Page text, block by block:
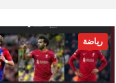
رياضة